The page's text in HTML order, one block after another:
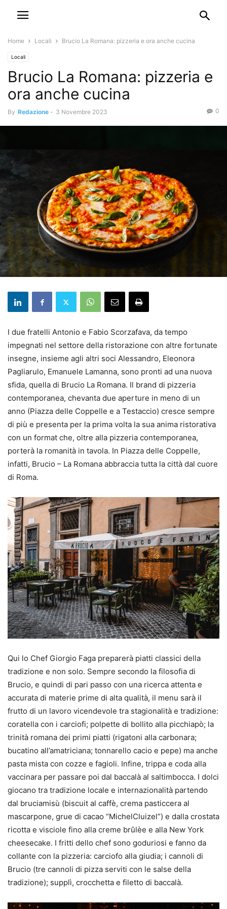
Home Locali Brucio La Romana: pizzeria e ora anche cucina
Locali
Brucio La Romana: pizzeria e
ora anche cucina
By Redazione - 3 Novembre 2023 0
I due fratelli Antonio e Fabio Scorzafava, da tempo
impegnati nel settore della ristorazione con altre fortunate
insegne, insieme agli altri soci Alessandro, Eleonora
Pagliarulo, Emanuele Lamanna, sono pronti ad una nuova
sfida, quella di Brucio La Romana. Il brand di pizzeria
contemporanea, chevanta due aperture in meno di un
anno (Piazza delle Coppelle e a Testaccio) cresce sempre
di più e presenta per la prima volta la sua anima ristorativa
con un format che, oltre alla pizzeria contemporanea,
porterà la romanità in tavola. In Piazza delle Coppelle,
infatti, Brucio – La Romana abbraccia tutta la città dal cuore
di Roma.
Qui lo Chef Giorgio Faga preparerà piatti classici della
tradizione e non solo. Sempre secondo la filosofia di
Brucio, e quindi di pari passo con una ricerca attenta e
accurata di materie prime di alta qualità, il menu sarà il
frutto di un lavoro vicendevole tra stagionalità e tradizione:
coratella con i carciofi; polpette di bollito alla picchiapò; la
trinità romana dei primi piatti (rigatoni alla carbonara;
bucatino all’amatriciana; tonnarello cacio e pepe) ma anche
pasta mista con cozze e fagioli. Infine, trippa e coda alla
vaccinara per passare poi dal baccalà al saltimbocca. I dolci
giocano tra tradizione locale e internazionalità partendo
dal bruciamisù (biscuit al caffè, crema pasticcera al
mascarpone, grue di cacao “MichelCluizel”) e dalla crostata
ricotta e visciole fino alla creme brûlèe e alla New York
cheesecake. I fritti dello chef sono goduriosi e fanno da
collante con la pizzeria: carciofo alla giudia; i cannoli di
Brucio (tre cannoli di pizza serviti con le salse della
tradizione); supplì, crocchetta e filetto di baccalà.